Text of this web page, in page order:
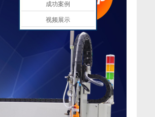
成功案例
视频展示